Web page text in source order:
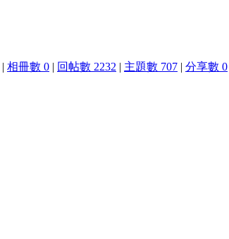
| 相冊數 0 | 回帖數 2232 | 主題數 707 | 分享數 0